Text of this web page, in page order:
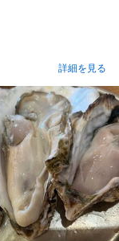
詳細を見る